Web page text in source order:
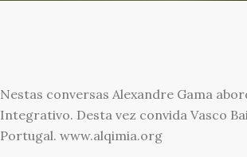
Nestas conversas Alexandre Gama
Integrativo. Desta vez convida Vasco
Portugal. www.alqimia.org